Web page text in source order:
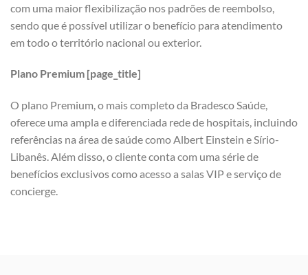
com uma maior flexibilização nos padrões de reembolso,
sendo que é possível utilizar o benefício para atendimento
em todo o território nacional ou exterior.
Plano Premium [page_title]
O plano Premium, o mais completo da Bradesco Saúde,
oferece uma ampla e diferenciada rede de hospitais, incluindo
referências na área de saúde como Albert Einstein e Sírio-
Libanês. Além disso, o cliente conta com uma série de
benefícios exclusivos como acesso a salas VIP e serviço de
concierge.